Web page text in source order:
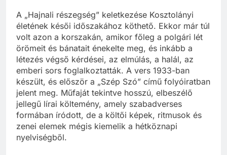
A „Hajnali részegség” keletkezése Kosztolányi
életének késői időszakához köthető. Ekkor már túl
volt azon a korszakán, amikor főleg a polgári lét
örömeit és bánatait énekelte meg, és inkább a
létezés végső kérdései, az elmúlás, a halál, az
emberi sors foglalkoztatták. A vers 1933-ban
készült, és először a „Szép Szó” című folyóiratban
jelent meg. Műfaját tekintve hosszú, elbeszélő
jellegű lírai költemény, amely szabadverses
formában íródott, de a költői képek, ritmusok és
zenei elemek mégis kiemelik a hétköznapi
nyelviségből.